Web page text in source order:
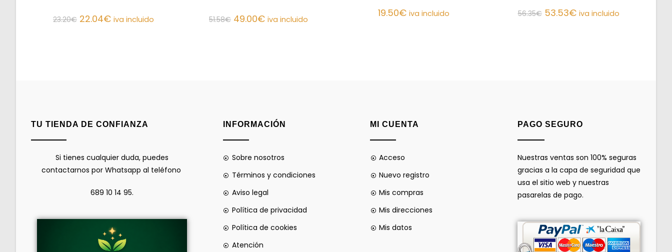
23.20€ 22.04€ iva incluido 51.58€ 49.00€ iva incluido
19.50€ iva incluido 56.35€ 53.53€ iva incluido
TU TIENDA DE CONFIANZA
Si tienes cualquier duda, puedes
contactarnos por Whatsapp al teléfono
689 10 14 95.
INFORMACIÓN
Sobre nosotros
Términos y condiciones
Aviso legal
Política de privacidad
Política de cookies
Atención
MI CUENTA
Acceso
Nuevo registro
Mis compras
Mis direcciones
Mis datos
PAGO SEGURO
Nuestras ventas son 100% seguras
gracias a la capa de seguridad que
usa el sitio web y nuestras
pasarelas de pago.